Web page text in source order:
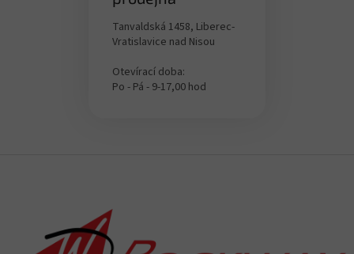
Tanvaldská 1458, Liberec-
Vratislavice nad Nisou
Otevírací doba:
Po - Pá - 9-17,00 hod